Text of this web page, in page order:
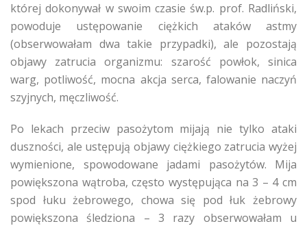
której dokonywał w swoim czasie św.p. prof. Radliński,
powoduje ustępowanie ciężkich ataków astmy
(obserwowałam dwa takie przypadki), ale pozostają
objawy zatrucia organizmu: szarość powłok, sinica
warg, potliwość, mocna akcja serca, falowanie naczyń
szyjnych, męczliwość.
Po lekach przeciw pasożytom mijają nie tylko ataki
duszności, ale ustępują objawy ciężkiego zatrucia wyżej
wymienione, spowodowane jadami pasożytów. Mija
powiększona wątroba, często występująca na 3 – 4 cm
spod łuku żebrowego, chowa się pod łuk żebrowy
powiększona śledziona – 3 razy obserwowałam u